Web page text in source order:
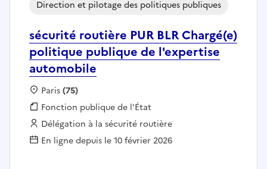
sécurité routière PUR BLR Chargé(e)
politique publique de l'expertise
automobile
Direction et pilotage des politiques publiques
Localisation :
Paris(75)
Fonction publique :
Fonction publique de l'État
Employeur :
Délégation à la sécurité routière
En ligne depuis le 10 février 2026